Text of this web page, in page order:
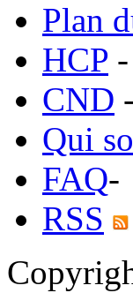
Plan
HCP -
CND -
Qui
FAQ-
RSS